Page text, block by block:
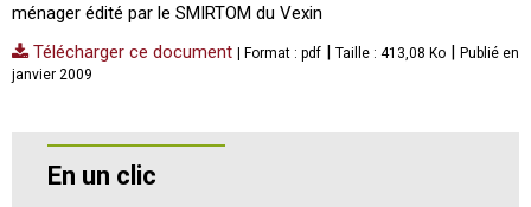
ménager édité par le SMIRTOM du Vexin
Télécharger ce document
| Format : pdf | Taille : 413,08 Ko | Publié en
janvier 2009
En un clic